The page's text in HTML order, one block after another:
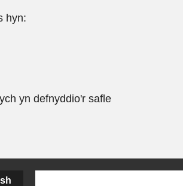
hyn:
yn defnyddio'r safle